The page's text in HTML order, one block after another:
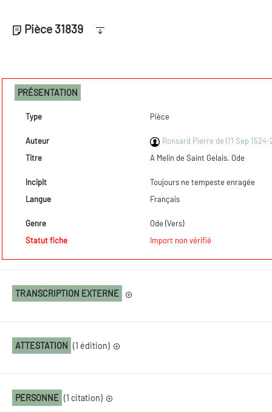
Pièce 31839
PRÉSENTATION
Type Pièce
Auteur
Ronsard Pierre de (11 Sep 1524-
Titre
A Melin de Saint Gelais. Ode
Incipit
Toujours ne tempeste enragée
Langue
Français
Genre
Ode (Vers)
Statut fiche
Import non vérifié
TRANSCRIPTION EXTERNE
ATTESTATION (1 édition)
PERSONNE (1 citation)